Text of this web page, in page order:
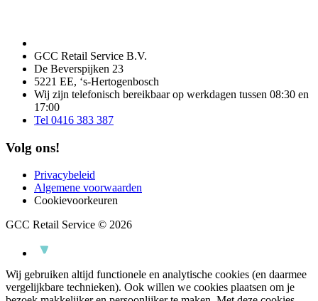
GCC Retail Service B.V.
De Beverspijken 23
5221 EE, ‘s-Hertogenbosch
Wij zijn telefonisch bereikbaar op werkdagen tussen 08:30 en
17:00
Tel 0416 383 387
Volg ons!
Privacybeleid
Algemene voorwaarden
Cookievoorkeuren
GCC Retail Service © 2026
Wij gebruiken altijd functionele en analytische cookies (en daarmee
vergelijkbare technieken). Ook willen we cookies plaatsen om je